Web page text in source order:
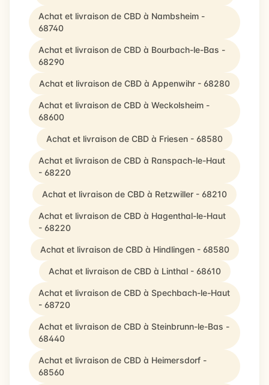
Achat et livraison de CBD à Nambsheim -
68740
Achat et livraison de CBD à Bourbach-le-Bas -
68290
Achat et livraison de CBD à Appenwihr - 68280
Achat et livraison de CBD à Weckolsheim -
68600
Achat et livraison de CBD à Friesen - 68580
Achat et livraison de CBD à Ranspach-le-Haut
- 68220
Achat et livraison de CBD à Retzwiller - 68210
Achat et livraison de CBD à Hagenthal-le-Haut
- 68220
Achat et livraison de CBD à Hindlingen - 68580
Achat et livraison de CBD à Linthal - 68610
Achat et livraison de CBD à Spechbach-le-Haut
- 68720
Achat et livraison de CBD à Steinbrunn-le-Bas -
68440
Achat et livraison de CBD à Heimersdorf -
68560